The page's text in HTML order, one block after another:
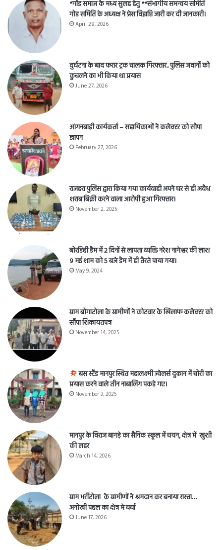
*गोंड समाज के मध्य सुलह हेतु **संभागीय समन्वय समिति
गोड समिति के अध्यक्ष ने प्रेस विज्ञप्ति जारी कर दी जानकारी।
April 28, 2026
दुर्घटना के बाद फरार ट्रक चालक गिरफ्तार.. पुलिस जवानों को
कुचलने का भी किया था प्रयास
June 27, 2026
आंगनबाड़ी कार्यकर्ता – सहायिकाओं नेे कलेक्टर को सौपा
ज्ञापन
February 27, 2026
राजहरा पुलिस द्वारा किया गया कार्यवाही अपने घर से ही अवैध
शराब बिक्री करने वाला आरोपी हुआ गिरफ्तार।
November 2, 2025
बोरडिही डैम में 2 दिनों से लापता व्यक्ति नरेश नागेश्वर की लाश
9 मई शाम को 5 बजे डैम में ही तैरते पाया गया।
May 9, 2024
ग्राम बोगाटोला के ग्रामीणों ने कोटवार के खिलाफ कलेक्टर को
सौंपा शिकायतपत्र
November 14, 2025
बस स्टैंड मानपुर स्थित महालक्ष्मी ज्वेलर्स दुकान में चोरी का
प्रयास करने वाले तीन नाबालिग पकड़े गए।
November 3, 2025
मानपुर के विराज बागड़े का सैनिक स्कूल में चयन, क्षेत्र में खुशी
की लहर
March 14, 2026
ग्राम भर्रीटोला के ग्रामीणों ने श्रमदान कर बनाया रास्ता…
अनोखी पहल का क्षेत्र मे चर्चा
June 17, 2026